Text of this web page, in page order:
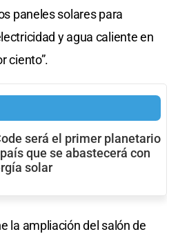
paneles solares para
y agua caliente en
ciento”.
será el primer planetario
que se abastecerá con
solar
la ampliación del salón de